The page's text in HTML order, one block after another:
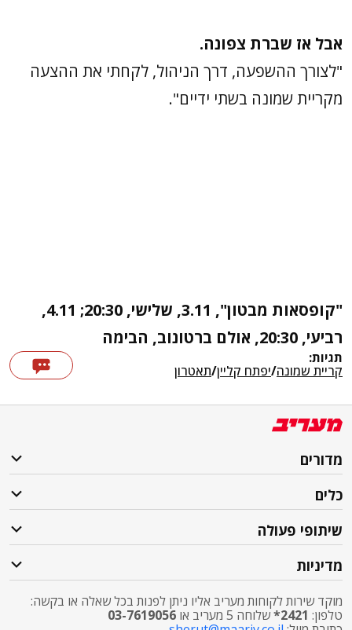
אבל אז שברת צפונה.
"לצורך ההשפעה, דרך הניהול, לקחתי את ההצעה
מקריית שמונה בשתי ידיים".
"קופסאות מבטון", 3.11, שלישי, 20:30; 4.11,
רביעי, 20:30, אולם ברטונוב, הבימה
תגיות:
קריית שמונה/יפתח קליין/תאטרון
מדורים
כלים
שיתופי פעולה
מדיניות
מוקד שירות לקוחות מעריב אליו ניתן לפנות בכל שאלה או בקשה:
טלפון: 2421* שלוחה 5 מעריב או
03-7619056